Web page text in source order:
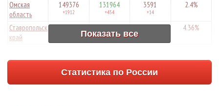
Омская
область
149376
+1912
131964
+454
3591
+14
2.4%
Ставропольский
край
149133 128502
+888
6507 4.36%
область
область
146180 126042 6034
Показать все
Статистика по России